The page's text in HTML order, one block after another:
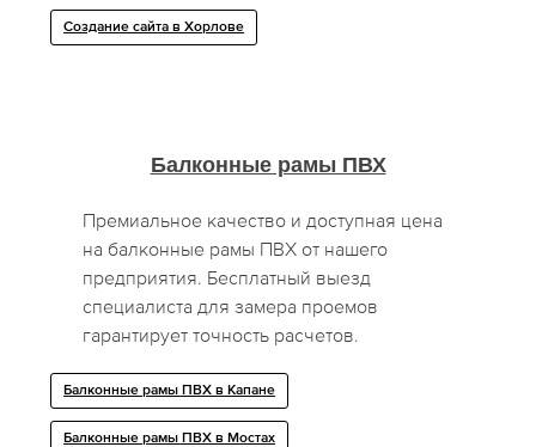
Создание сайта в Хорлове
Балконные рамы ПВХ
Премиальное качество и доступная цена
на балконные рамы ПВХ от нашего
предприятия. Бесплатный выезд
специалиста для замера проемов
гарантирует точность расчетов.
Балконные рамы ПВХ в Капане
Балконные рамы ПВХ в Мостах